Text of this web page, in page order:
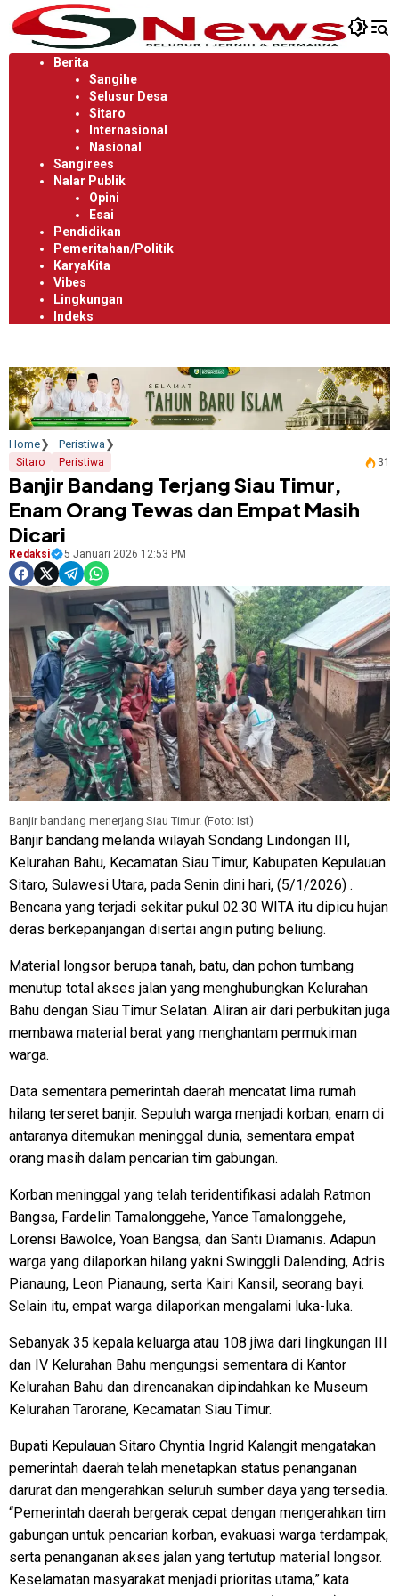
Langsung
ke
konten
Berita
Sangihe
Selusur Desa
Sitaro
Internasional
Nasional
Sangirees
Nalar Publik
Opini
Esai
Pendidikan
Pemeritahan/Politik
KaryaKita
Vibes
Lingkungan
Indeks
Home Peristiwa
Sitaro Peristiwa 31
Banjir Bandang Terjang Siau Timur,
Enam Orang Tewas dan Empat Masih
Dicari
Redaksi 5 Januari 2026 12:53 PM
Banjir bandang menerjang Siau Timur. (Foto: Ist)
Banjir bandang melanda wilayah Sondang Lindongan III,
Kelurahan Bahu, Kecamatan Siau Timur, Kabupaten Kepulauan
Sitaro, Sulawesi Utara, pada Senin dini hari, (5/1/2026) .
Bencana yang terjadi sekitar pukul 02.30 WITA itu dipicu hujan
deras berkepanjangan disertai angin puting beliung.
Material longsor berupa tanah, batu, dan pohon tumbang
menutup total akses jalan yang menghubungkan Kelurahan
Bahu dengan Siau Timur Selatan. Aliran air dari perbukitan juga
membawa material berat yang menghantam permukiman
warga.
Data sementara pemerintah daerah mencatat lima rumah
hilang terseret banjir. Sepuluh warga menjadi korban, enam di
antaranya ditemukan meninggal dunia, sementara empat
orang masih dalam pencarian tim gabungan.
Korban meninggal yang telah teridentifikasi adalah Ratmon
Bangsa, Fardelin Tamalonggehe, Yance Tamalonggehe,
Lorensi Bawolce, Yoan Bangsa, dan Santi Diamanis. Adapun
warga yang dilaporkan hilang yakni Swinggli Dalending, Adris
Pianaung, Leon Pianaung, serta Kairi Kansil, seorang bayi.
Selain itu, empat warga dilaporkan mengalami luka-luka.
Sebanyak 35 kepala keluarga atau 108 jiwa dari lingkungan III
dan IV Kelurahan Bahu mengungsi sementara di Kantor
Kelurahan Bahu dan direncanakan dipindahkan ke Museum
Kelurahan Tarorane, Kecamatan Siau Timur.
Bupati Kepulauan Sitaro Chyntia Ingrid Kalangit mengatakan
pemerintah daerah telah menetapkan status penanganan
darurat dan mengerahkan seluruh sumber daya yang tersedia.
“Pemerintah daerah bergerak cepat dengan mengerahkan tim
gabungan untuk pencarian korban, evakuasi warga terdampak,
serta penanganan akses jalan yang tertutup material longsor.
Keselamatan masyarakat menjadi prioritas utama,” kata